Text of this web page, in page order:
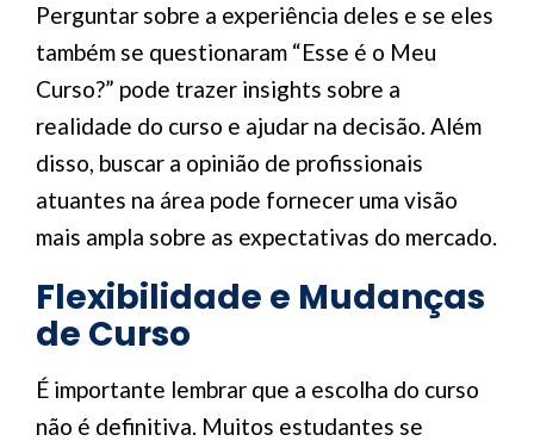
Perguntar sobre a experiência deles e se eles
também se questionaram “Esse é o Meu
Curso?” pode trazer insights sobre a
realidade do curso e ajudar na decisão. Além
disso, buscar a opinião de profissionais
atuantes na área pode fornecer uma visão
mais ampla sobre as expectativas do mercado.
Flexibilidade e Mudanças
de Curso
É importante lembrar que a escolha do curso
não é definitiva. Muitos estudantes se